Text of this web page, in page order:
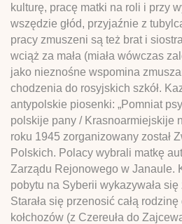
kulturę, pracę matki na roli i przy
wszędzie głód, przyjaźnie z
pracy zmuszeni są też brat i
wciąż za mała (miała wówczas
jako nieznośne wspomina
chodzenia do rosyjskich szkół.
antypolskie piosenki: „Pomniat
polskije pany / Krasnoarmiejskije
roku 1945 zorganizowany został
Polskich. Polacy wybrali matkę
Zarządu Rejonowego w Janaule.
pobytu na Syberii wykazywała
Starała się przenosić całą
kołchozów (z Czereuła do